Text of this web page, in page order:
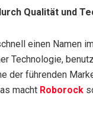
Qualität und
einen Namen
Technologie,
der führenden
macht Roborock